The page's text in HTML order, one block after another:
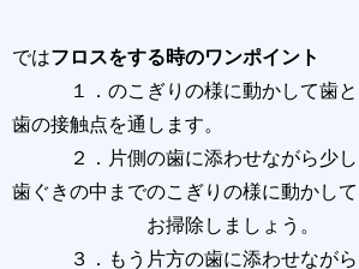
ではフロスをする時のワンポイント
１．のこぎりの様に動かして歯と
歯の接触点を通します。
２．片側の歯に添わせながら少し
歯ぐきの中までのこぎりの様に動かして
お掃除しましょう。
３．もう片方の歯に添わせながら